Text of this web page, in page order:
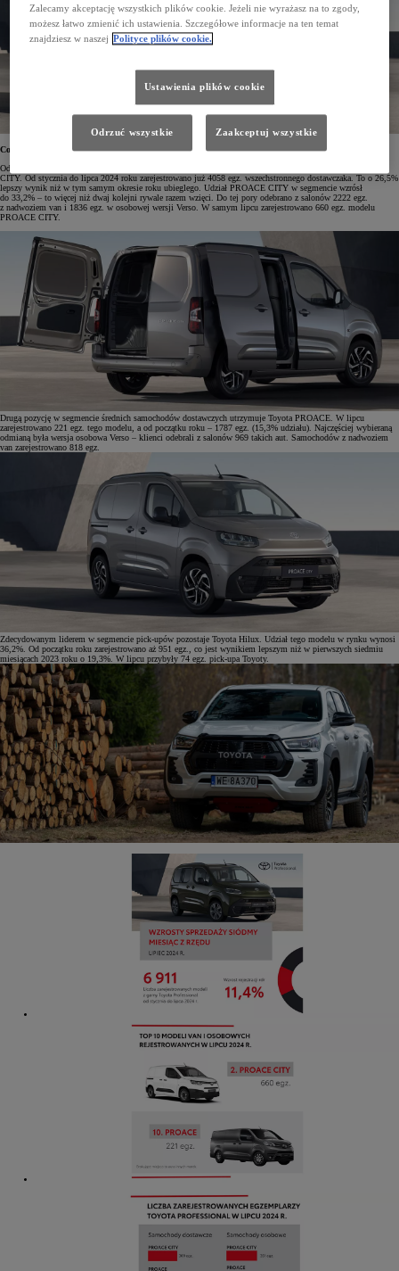
Co trzecie auto w tym segmencie to PROACE CITY
Od 2021 roku w segmencie kompaktowych aut użytkowych na polskim rynku dominuje Toyota PROACE
CITY. Od stycznia do lipca 2024 roku zarejestrowano już 4058 egz. wszechstronnego dostawczaka. To o 26,5%
lepszy wynik niż w tym samym okresie roku ubieglego. Udział PROACE CITY w segmencie wzrósł
do 33,2% – to więcej niż dwaj kolejni rywale razem wzięci. Do tej pory odebrano z salonów 2222 egz.
z nadwoziem van i 1836 egz. w osobowej wersji Verso. W samym lipcu zarejestrowano 660 egz. modelu
PROACE CITY.
Drugą pozycję w segmencie średnich samochodów dostawczych utrzymuje Toyota PROACE. W lipcu
zarejestrowano 221 egz. tego modelu, a od początku roku – 1787 egz. (15,3% udziału). Najczęściej wybieraną
odmianą była wersja osobowa Verso – klienci odebrali z salonów 969 takich aut. Samochodów z nadwoziem
van zarejestrowano 818 egz.
Zdecydowanym liderem w segmencie pick-upów pozostaje Toyota Hilux. Udział tego modelu w rynku wynosi
36,2%. Od początku roku zarejestrowano aż 951 egz., co jest wynikiem lepszym niż w pierwszych siedmiu
miesiącach 2023 roku o 19,3%. W lipcu przybyły 74 egz. pick-upa Toyoty.
Zalecamy akceptację wszystkich plików cookie. Jeżeli nie wyrażasz na to zgody,
możesz łatwo zmienić ich ustawienia. Szczegółowe informacje na ten temat
znajdziesz w naszej Polityce plików cookie.
Ustawienia plików cookie
Odrzuć wszystkie Zaakceptuj wszystkie